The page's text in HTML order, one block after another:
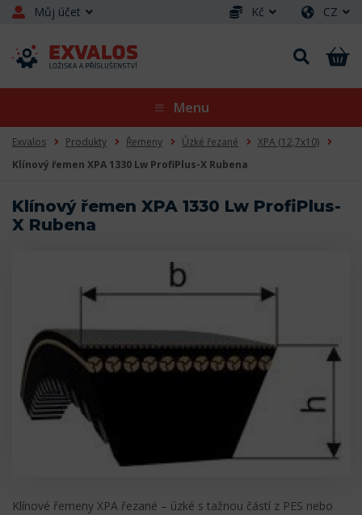
Můj účet Kč CZ
Menu
Exvalos Produkty Řemeny Úzké řezané
XPA (12,7x10)
Klínový řemen XPA 1330 Lw ProfiPlus-X Rubena
Klínový řemen XPA 1330 Lw ProfiPlus-
X Rubena
Klínové řemeny XPA řezané – úzké s tažnou částí z PES nebo